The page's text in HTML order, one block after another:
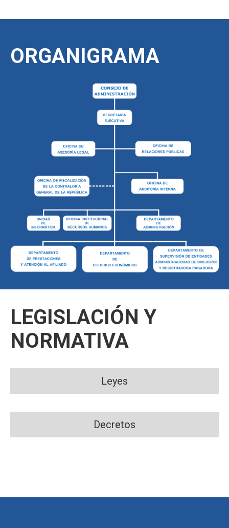
ORGANIGRAMA
LEGISLACIÓN Y
NORMATIVA
Leyes
Decretos